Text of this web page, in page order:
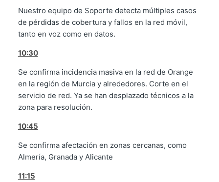
Nuestro equipo de Soporte detecta múltiples casos
de pérdidas de cobertura y fallos en la red móvil,
tanto en voz como en datos.
10:30
Se confirma incidencia masiva en la red de Orange
en la región de Murcia y alrededores. Corte en el
servicio de red. Ya se han desplazado técnicos a la
zona para resolución.
10:45
Se confirma afectación en zonas cercanas, como
Almería, Granada y Alicante
11:15